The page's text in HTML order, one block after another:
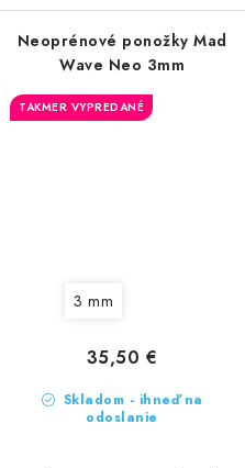
Neoprénové ponožky Mad
Wave Neo 3mm
TAKMER VYPREDANÉ
3 mm
Skladom - ihneď na
odoslanie
35,50 €